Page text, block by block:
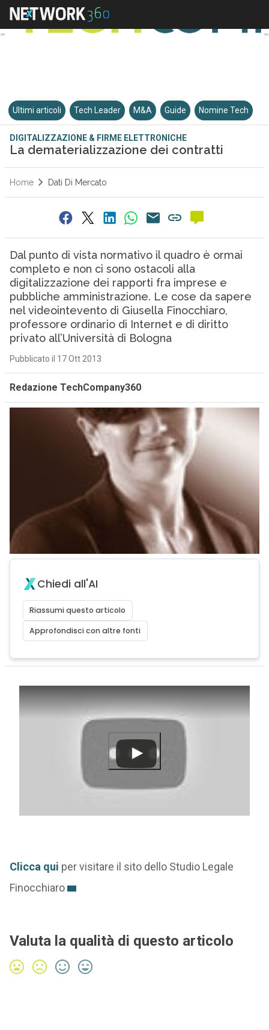
Ultimi articoli Tech Leader M&A Guide Nomine Tech
DIGITALIZZAZIONE & FIRME ELETTRONICHE
La dematerializzazione dei contratti
Home Dati Di Mercato
Dal punto di vista normativo il quadro è ormai
completo e non ci sono ostacoli alla
digitalizzazione dei rapporti fra imprese e
pubbliche amministrazione. Le cose da sapere
nel videointevento di Giusella Finocchiaro,
professore ordinario di Internet e di diritto
privato all’Università di Bologna
Pubblicato il 17 Ott 2013
Redazione TechCompany360
Chiedi all'AI
Riassumi questo articolo
Approfondisci con altre fonti
Clicca qui per visitare il sito dello Studio Legale
Finocchiaro
Valuta la qualità di questo articolo